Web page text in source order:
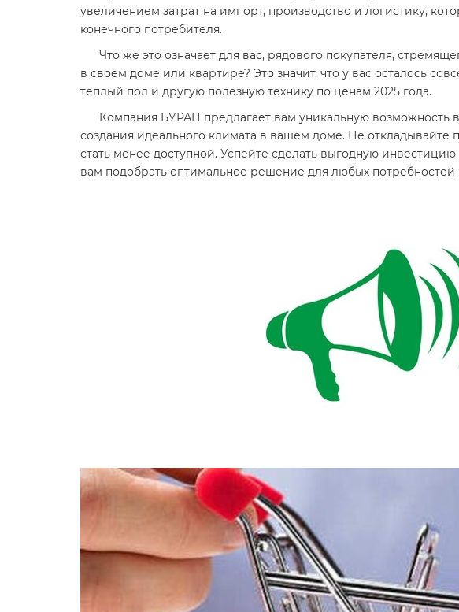
увеличением затрат на импорт, производство и логистику,
конечного потребителя.
Что же это означает для вас, рядового покупателя,
в своем доме или квартире? Это значит, что у вас осталось
теплый пол и другую полезную технику по ценам 2025 года.
Компания БУРАН предлагает вам уникальную возможность
создания идеального климата в вашем доме. Не откладывайте
стать менее доступной. Успейте сделать выгодную
вам подобрать оптимальное решение для любых